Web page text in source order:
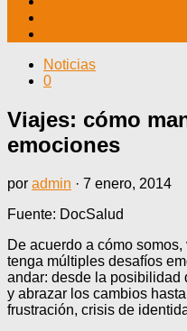
Noticias
0
Viajes: cómo
emociones
por admin · 7 enero, 2014
Fuente: DocSalud
De acuerdo a cómo
tenga múltiples desafíos
andar: desde la posibilidad
y abrazar los cambios
frustración, crisis de